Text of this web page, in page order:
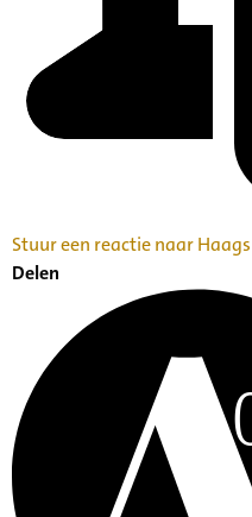
Stuur een reactie naar
Delen